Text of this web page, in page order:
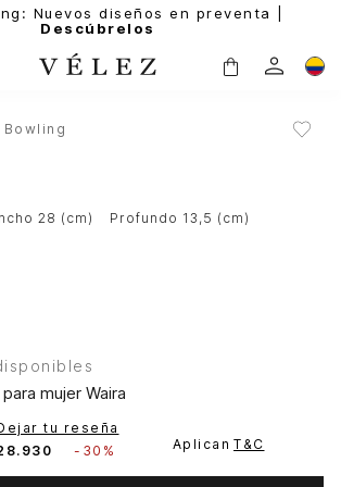
Nuevos diseños en preventa |
Descúbrelos
Bowling
ancho 28 (cm) profundo 13,5 (cm)
mujer Waira
tu reseña
. 930 - 30% Aplican T&C